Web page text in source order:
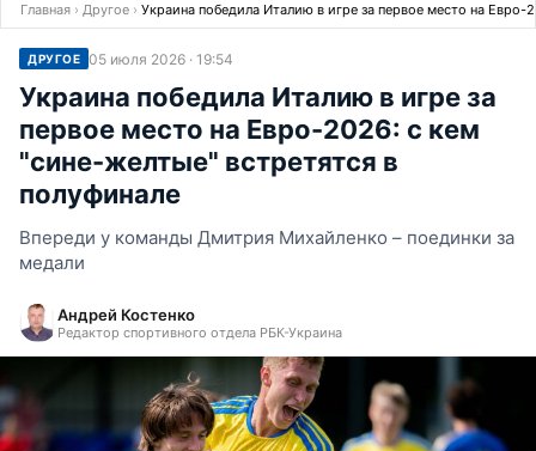
Главная › Другое › Украина победила Италию в игре за первое место на
ДРУГОЕ 05 июля 2026 · 19:54
Украина победила Италию в игре за
первое место на Евро-2026: с кем
"сине-желтые" встретятся в
полуфинале
Впереди у команды Дмитрия Михайленко – поединки за
медали
Андрей Костенко
Редактор спортивного отдела РБК-Украина